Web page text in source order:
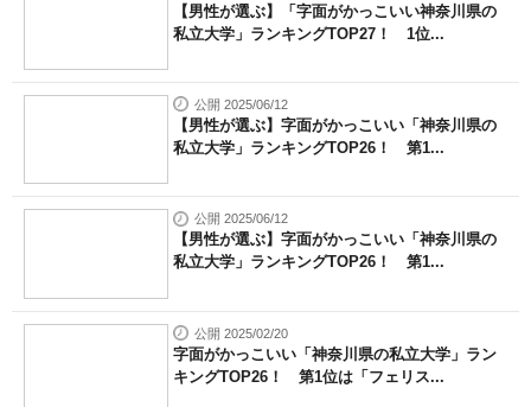
【男性が選ぶ】「字面がかっこいい神奈川県の
私立大学」ランキングTOP27！ 1位...
公開 2025/06/12
【男性が選ぶ】字面がかっこいい「神奈川県の
私立大学」ランキングTOP26！ 第1...
公開 2025/06/12
【男性が選ぶ】字面がかっこいい「神奈川県の
私立大学」ランキングTOP26！ 第1...
公開 2025/02/20
字面がかっこいい「神奈川県の私立大学」ラン
キングTOP26！ 第1位は「フェリス...